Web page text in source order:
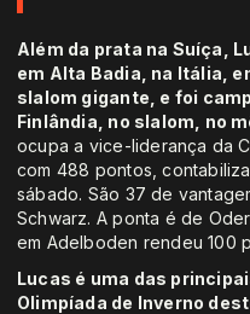
Além da prata na Suíça,
em Alta Badia, na Itália,
slalom gigante, e foi
Finlândia, no slalom, no
ocupa a vice-liderança da
com 488 pontos,
sábado. São 37 de
Schwarz. A ponta é de
em Adelboden rendeu 100
Lucas é uma das
Olimpíada de Inverno